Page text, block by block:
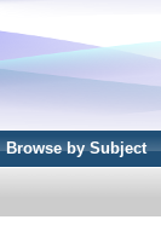
Browse by Subject